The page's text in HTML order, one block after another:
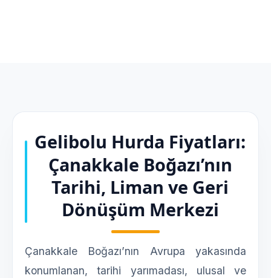
Gelibolu Hurda Fiyatları:
Çanakkale Boğazı’nın
Tarihi, Liman ve Geri
Dönüşüm Merkezi
Çanakkale Boğazı’nın Avrupa yakasında
konumlanan, tarihi yarımadası, ulusal ve